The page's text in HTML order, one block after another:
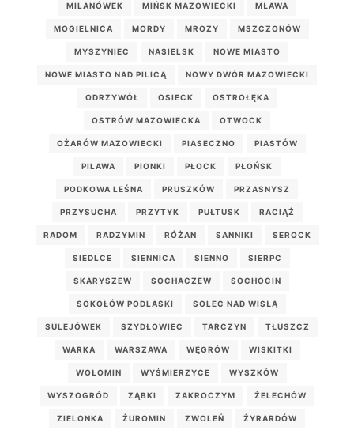
MILANÓWEK MIŃSK MAZOWIECKI MŁAWA
MOGIELNICA MORDY MROZY MSZCZONÓW
MYSZYNIEC NASIELSK NOWE MIASTO
NOWE MIASTO NAD PILICĄ NOWY DWÓR MAZOWIECKI
ODRZYWÓŁ OSIECK OSTROŁĘKA
OSTRÓW MAZOWIECKA OTWOCK
OŻARÓW MAZOWIECKI PIASECZNO PIASTÓW
PILAWA PIONKI PŁOCK PŁOŃSK
PODKOWA LEŚNA PRUSZKÓW PRZASNYSZ
PRZYSUCHA PRZYTYK PUŁTUSK RACIĄŻ
RADOM RADZYMIN RÓŻAN SANNIKI SEROCK
SIEDLCE SIENNICA SIENNO SIERPC
SKARYSZEW SOCHACZEW SOCHOCIN
SOKOŁÓW PODLASKI SOLEC NAD WISŁĄ
SULEJÓWEK SZYDŁOWIEC TARCZYN TŁUSZCZ
WARKA WARSZAWA WĘGRÓW WISKITKI
WOŁOMIN WYŚMIERZYCE WYSZKÓW
WYSZOGRÓD ZĄBKI ZAKROCZYM ŻELECHÓW
ZIELONKA ŻUROMIN ZWOLEŃ ŻYRARDÓW